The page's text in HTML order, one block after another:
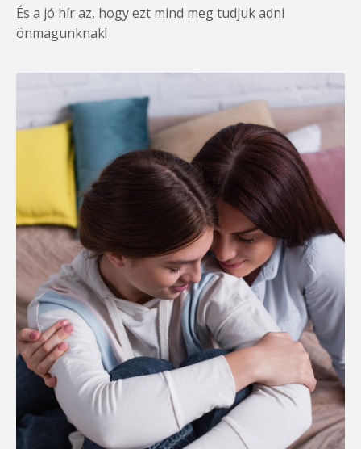
És a jó hír az, hogy ezt mind meg tudjuk adni
önmagunknak!